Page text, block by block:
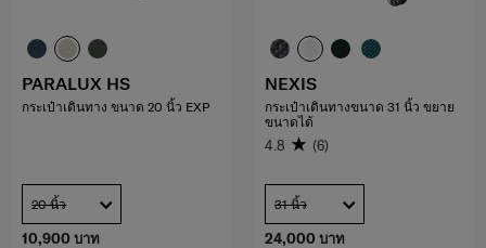
10,900 บาท
PARALUX HS
กระเป๋าเดินทาง ขนาด 20 นิ้ว EXP
20 นิ้ว
24,000 บาท
NEXIS
กระเป๋าเดินทางขนาด 31 นิ้ว ขยาย
ขนาดได้
4.8 (6)
31 นิ้ว